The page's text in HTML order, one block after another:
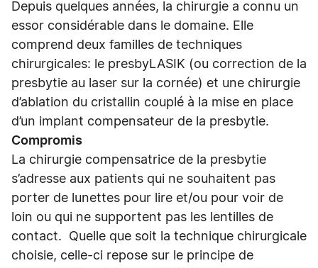
Depuis quelques années, la chirurgie a connu un
essor considérable dans le domaine. Elle
comprend deux familles de techniques
chirurgicales: le presbyLASIK (ou correction de la
presbytie au laser sur la cornée) et une chirurgie
d’ablation du cristallin couplé à la mise en place
d’un implant compensateur de la presbytie.
Compromis
La chirurgie compensatrice de la presbytie
s’adresse aux patients qui ne souhaitent pas
porter de lunettes pour lire et/ou pour voir de
loin ou qui ne supportent pas les lentilles de
contact. Quelle que soit la technique chirurgicale
choisie, celle-ci repose sur le principe de